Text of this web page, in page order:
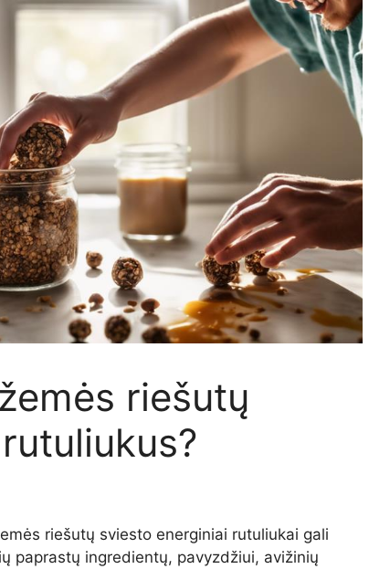
riešutų
riešutų sviesto energiniai rutuliukai gali
paprastų ingredientų, pavyzdžiui, avižinių